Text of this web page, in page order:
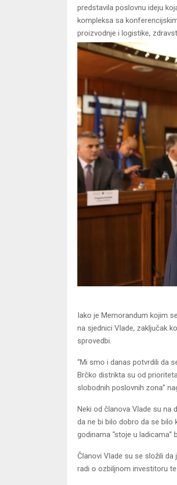
predstavila poslovnu ideju
kompleksa sa
proizvodnje i logistike,
Iako je Memorandum kojim
na sjednici Vlade, zaključak
sprovedbi.
“Mi smo i danas potvrdili da
Brčko distrikta su od
slobodnih poslovnih zona”
Neki od članova Vlade su na
da ne bi bilo dobro da se
godinama “stoje u ladicama”
Članovi Vlade su se složili
radi o ozbiljnom investitoru